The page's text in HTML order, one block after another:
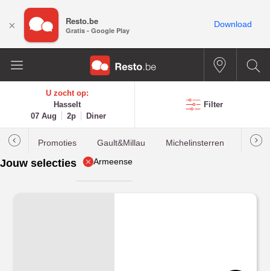
U zocht op:
Hasselt
07 Aug
2p Diner
Filter
Promoties Gault&Millau Michelinsterren
Jouw selecties Armeense
× Resto.be
Gratis - Google Play
Download